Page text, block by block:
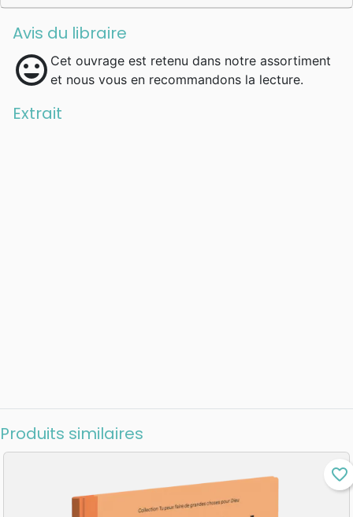
Avis du libraire
mood Cet ouvrage est retenu dans notre assortiment
et nous vous en recommandons la lecture.
Extrait
Produits similaires
favorite_border